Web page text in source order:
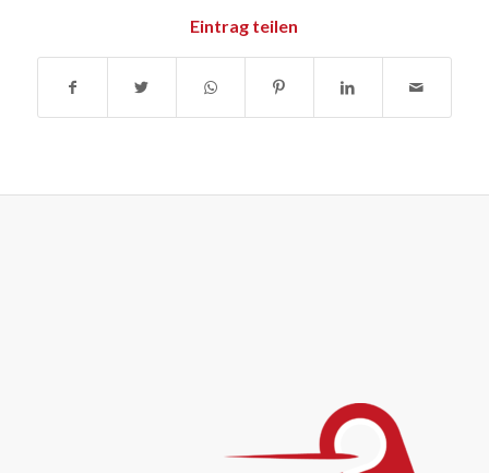
Eintrag teilen